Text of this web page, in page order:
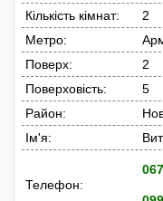
Кількість кімнат:
2
Метро:
Поверх:
2
Поверховість:
5
Район:
Ім'я:
Телефон: